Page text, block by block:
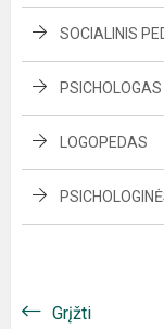
SOCIALINIS
PSICHOLOGAS
LOGOPEDAS
Grįžti